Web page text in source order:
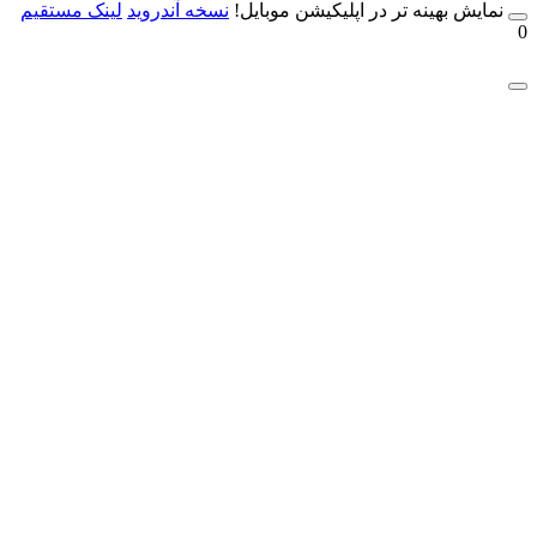
بهینه تر در اپلیکیشن موبایل!نسخه آندروید لینک مستقیم